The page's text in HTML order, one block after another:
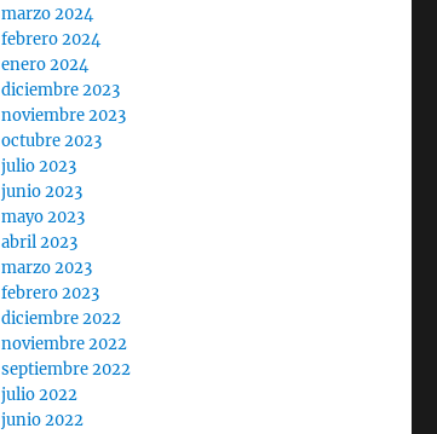
marzo 2024
febrero 2024
enero 2024
diciembre 2023
noviembre 2023
octubre 2023
julio 2023
junio 2023
mayo 2023
abril 2023
marzo 2023
febrero 2023
diciembre 2022
noviembre 2022
septiembre 2022
julio 2022
junio 2022